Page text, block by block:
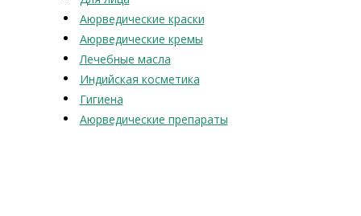
Аюрведические краски
Аюрведические кремы
Лечебные масла
Индийская косметика
Гигиена
Аюрведические препараты